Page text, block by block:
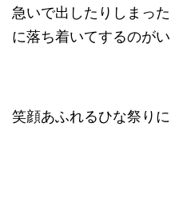
急いで出したりしまっ
に落ち着いてするのが
笑顔あふれるひな祭り